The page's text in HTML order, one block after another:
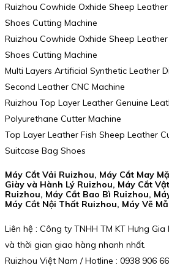
Ruizhou Cowhide Oxhide Sheep
Shoes Cutting Machine
Ruizhou Cowhide Oxhide Sheep
Shoes Cutting Machine
Multi Layers Artificial Synthetic Leather
Second Leather CNC Machine
Ruizhou Top Layer Leather Genuine
Polyurethane Cutter Machine
Top Layer Leather Fish Sheep Leather
Suitcase Bag Shoes
Máy Cắt Vải Ruizhou, Máy Cắt May
Giày và Hành Lý Ruizhou, Máy Cắt
Ruizhou, Máy Cắt Bao Bì Ruizhou,
Máy Cắt Nội Thất Ruizhou, Máy Vẽ
Liên hệ : Công ty TNHH TM KT Hưng
và thời gian giao hàng nhanh nhất.
Ruizhou Việt Nam / Hotline : 0938 906